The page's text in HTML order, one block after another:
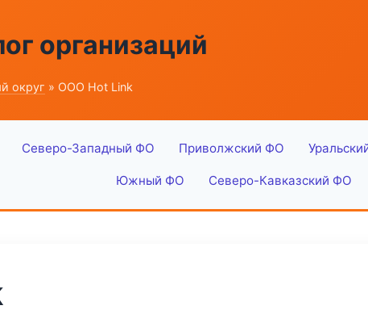
организаций
округ » ООО Hot Link
Северо-Западный ФО Приволжский ФО
Южный ФО Северо-Кавказский ФО